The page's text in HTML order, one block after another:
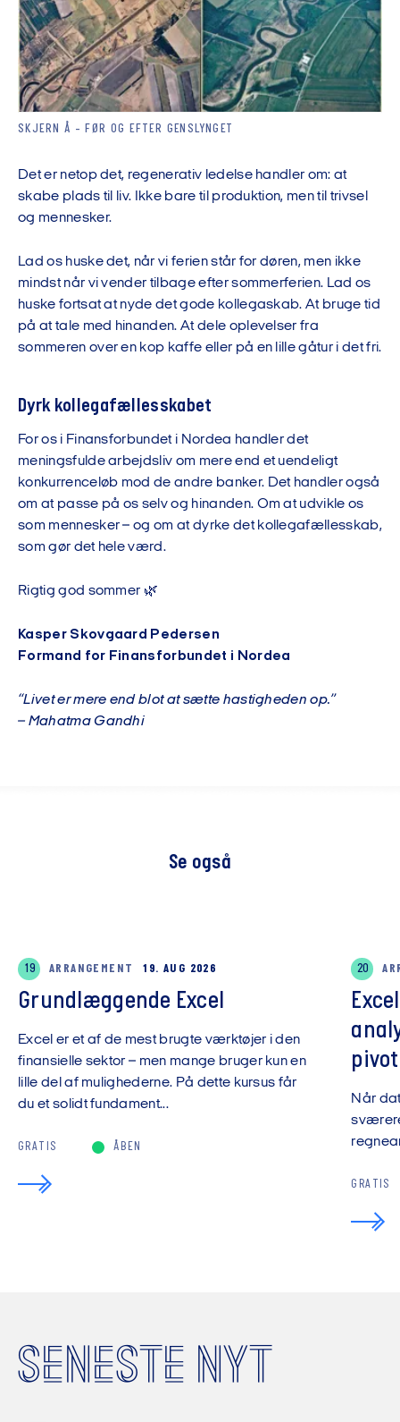
SKJERN Å - FØR OG EFTER GENSLYNGET
Det er netop det, regenerativ ledelse handler om: at
skabe plads til liv. Ikke bare til produktion, men til trivsel
og mennesker.
Lad os huske det, når vi ferien står for døren, men ikke
mindst når vi vender tilbage efter sommerferien. Lad os
huske fortsat at nyde det gode kollegaskab. At bruge tid
på at tale med hinanden. At dele oplevelser fra
sommeren over en kop kaffe eller på en lille gåtur i det fri.
Dyrk kollegafællesskabet
For os i Finansforbundet i Nordea handler det
meningsfulde arbejdsliv om mere end et uendeligt
konkurrenceløb mod de andre banker. Det handler også
om at passe på os selv og hinanden. Om at udvikle os
som mennesker – og om at dyrke det kollegafællesskab,
som gør det hele værd.
Rigtig god sommer 🌿
Kasper Skovgaard Pedersen
Formand for Finansforbundet i Nordea
“Livet er mere end blot at sætte hastigheden op.”
– Mahatma Gandhi
Se også
19 ARRANGEMENT 19. AUG 2026
Grundlæggende Excel
Excel er et af de mest brugte værktøjer i den
finansielle sektor – men mange bruger kun en
lille del af mulighederne. På dette kursus får
du et solidt fundament...
GRATIS ÅBEN
20
Når
GRATIS
SENESTE NYT